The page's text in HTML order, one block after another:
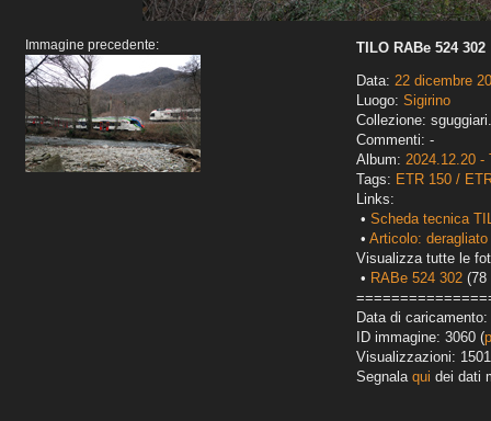
Immagine precedente:
TILO RABe 524 302
Data: 22 dicembre
Luogo: Sigirino
Collezione:
Commenti: -
Album: 2024.12.20 -
Tags: ETR 150 /
Links:
• Scheda tecnica
• Articolo:
Visualizza tutte le
• RABe 524 302 (78
Data di
ID immagine: 3060 (
Visualizzazioni: 1501
Segnala qui dei dati